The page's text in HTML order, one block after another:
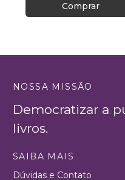
Comprar
NOSSA MISSÃO
Democratizar a
livros.
SAIBA MAIS
Dúvidas e Contato